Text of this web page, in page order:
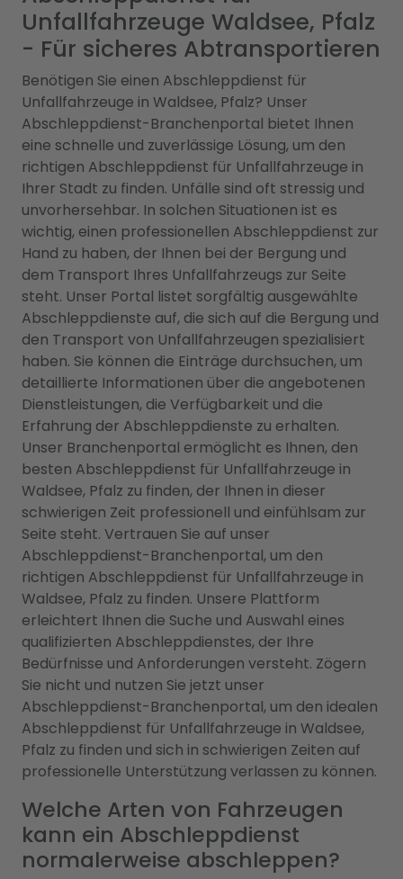
Unfallfahrzeuge Waldsee, Pfalz
- Für sicheres Abtransportieren
Benötigen Sie einen Abschleppdienst für
Unfallfahrzeuge in Waldsee, Pfalz? Unser
Abschleppdienst-Branchenportal bietet Ihnen
eine schnelle und zuverlässige Lösung, um den
richtigen Abschleppdienst für Unfallfahrzeuge in
Ihrer Stadt zu finden. Unfälle sind oft stressig und
unvorhersehbar. In solchen Situationen ist es
wichtig, einen professionellen Abschleppdienst zur
Hand zu haben, der Ihnen bei der Bergung und
dem Transport Ihres Unfallfahrzeugs zur Seite
steht. Unser Portal listet sorgfältig ausgewählte
Abschleppdienste auf, die sich auf die Bergung und
den Transport von Unfallfahrzeugen spezialisiert
haben. Sie können die Einträge durchsuchen, um
detaillierte Informationen über die angebotenen
Dienstleistungen, die Verfügbarkeit und die
Erfahrung der Abschleppdienste zu erhalten.
Unser Branchenportal ermöglicht es Ihnen, den
besten Abschleppdienst für Unfallfahrzeuge in
Waldsee, Pfalz zu finden, der Ihnen in dieser
schwierigen Zeit professionell und einfühlsam zur
Seite steht. Vertrauen Sie auf unser
Abschleppdienst-Branchenportal, um den
richtigen Abschleppdienst für Unfallfahrzeuge in
Waldsee, Pfalz zu finden. Unsere Plattform
erleichtert Ihnen die Suche und Auswahl eines
qualifizierten Abschleppdienstes, der Ihre
Bedürfnisse und Anforderungen versteht. Zögern
Sie nicht und nutzen Sie jetzt unser
Abschleppdienst-Branchenportal, um den idealen
Abschleppdienst für Unfallfahrzeuge in Waldsee,
Pfalz zu finden und sich in schwierigen Zeiten auf
professionelle Unterstützung verlassen zu können.
Welche Arten von Fahrzeugen
kann ein Abschleppdienst
normalerweise abschleppen?